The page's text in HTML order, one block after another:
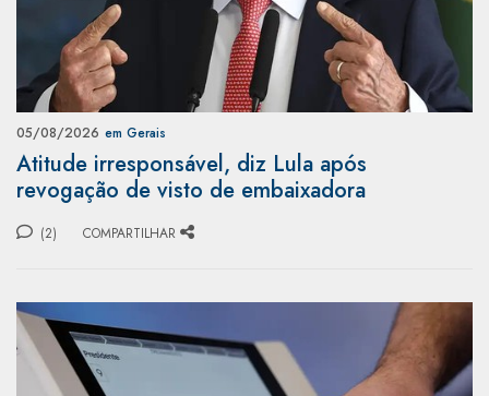
05/08/2026 em Gerais
Atitude irresponsável, diz Lula após
revogação de visto de embaixadora
(2) COMPARTILHAR